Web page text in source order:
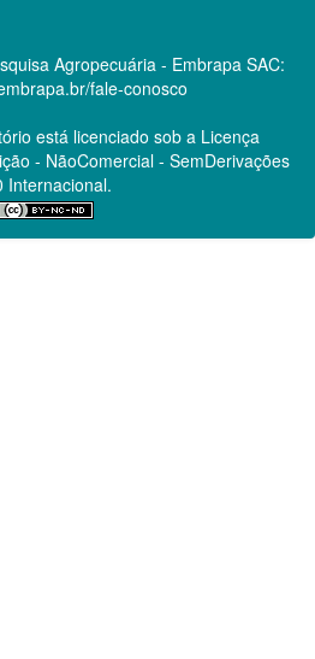
Agropecuária - Embrapa SAC:
fale-conosco
está licenciado sob a Licença
- NãoComercial - SemDerivações
Internacional.